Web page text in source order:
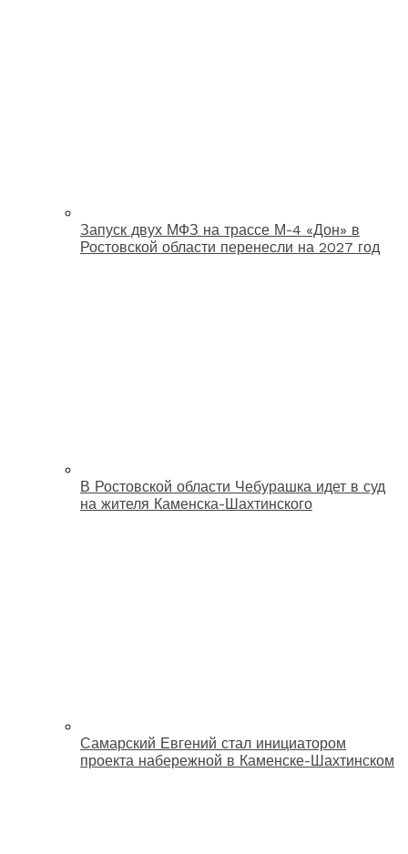
Запуск двух МФЗ на трассе М-4 «Дон» в
Ростовской области перенесли на 2027 год
В Ростовской области Чебурашка идет в суд
на жителя Каменска-Шахтинского
Самарский Евгений стал инициатором
проекта набережной в Каменске-Шахтинском